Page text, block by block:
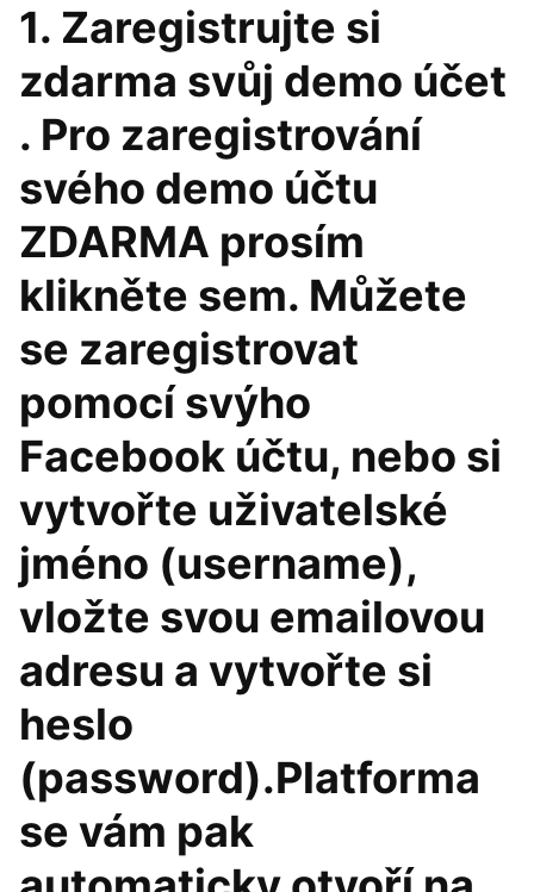
1. Zaregistrujte si
zdarma svůj demo účet
. Pro zaregistrování
svého demo účtu
ZDARMA prosím
klikněte sem. Můžete
se zaregistrovat
pomocí svýho
Facebook účtu, nebo si
vytvořte uživatelské
jméno (username),
vložte svou emailovou
adresu a vytvořte si
heslo
(password).Platforma
se vám pak